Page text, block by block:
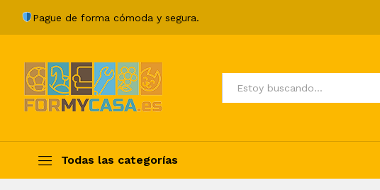
Pague de forma cómoda y segura.
Todos
Todas las categorías
Description Specification